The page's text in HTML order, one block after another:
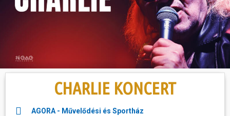
Szállás
Szabadidő
Hasznos
CHARLIE KONCERT
AGORA - Művelődési és Sportház